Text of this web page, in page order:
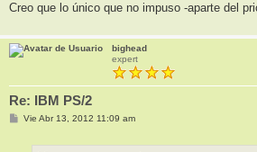
Creo que lo único que no impuso -aparte del
bighead
expert
Re: IBM PS/2
MVie Abr 13, 2012 11:09 am